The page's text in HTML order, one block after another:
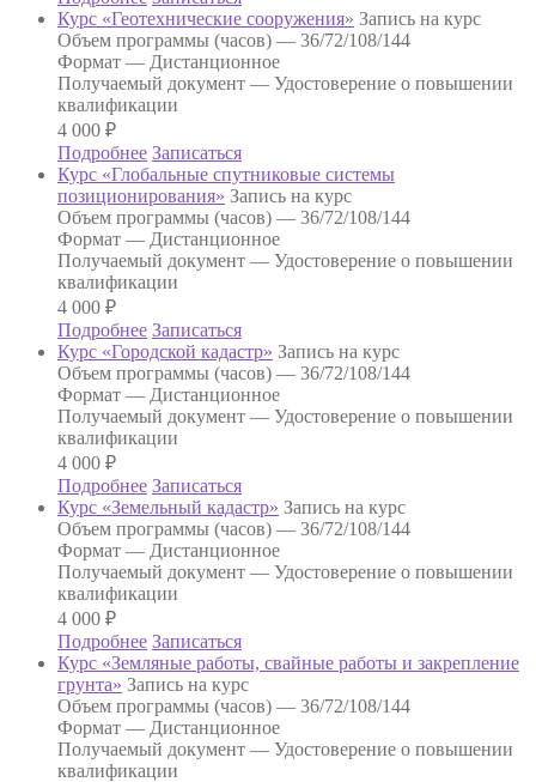
Курс «Геотехнические сооружения» Запись на курс
Объем программы (часов) — 36/72/108/144
Формат — Дистанционное
Получаемый документ — Удостоверение о повышении
квалификации
4 000 ₽
Подробнее Записаться
Курс «Глобальные спутниковые системы
позиционирования» Запись на курс
Объем программы (часов) — 36/72/108/144
Формат — Дистанционное
Получаемый документ — Удостоверение о повышении
квалификации
4 000 ₽
Подробнее Записаться
Курс «Городской кадастр» Запись на курс
Объем программы (часов) — 36/72/108/144
Формат — Дистанционное
Получаемый документ — Удостоверение о повышении
квалификации
4 000 ₽
Подробнее Записаться
Курс «Земельный кадастр» Запись на курс
Объем программы (часов) — 36/72/108/144
Формат — Дистанционное
Получаемый документ — Удостоверение о повышении
квалификации
4 000 ₽
Подробнее Записаться
Курс «Земляные работы, свайные работы и закрепление
грунта» Запись на курс
Объем программы (часов) — 36/72/108/144
Формат — Дистанционное
Получаемый документ — Удостоверение о повышении
квалификации